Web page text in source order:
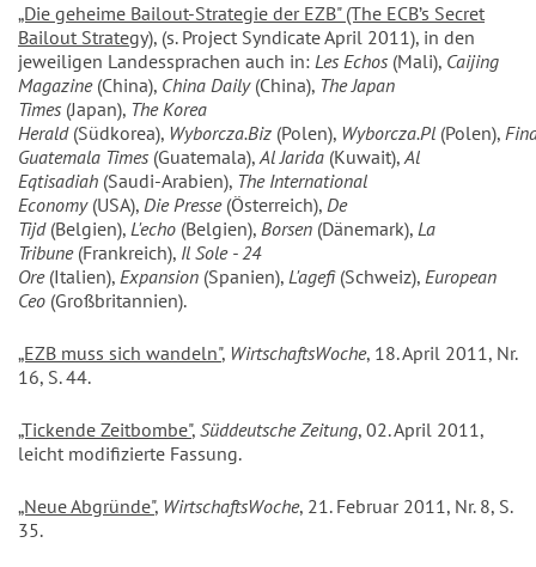
„Die geheime Bailout-Strategie der EZB" (The ECB’s Secret
Bailout Strategy), (s. Project Syndicate April 2011), in den
jeweiligen Landessprachen auch in: Les Echos (Mali), Caijing
Magazine(China), China Daily(China), The Japan
Times (Japan), The Korea
Herald(Südkorea), Wyborcza.Biz (Polen), Wyborcza.Pl (Polen),
Guatemala Times (Guatemala),Al Jarida (Kuwait),Al
Eqtisadiah (Saudi-Arabien), The International
Economy(USA), Die Presse(Österreich), De
Tijd(Belgien), L'echo (Belgien), Borsen (Dänemark), La
Tribune(Frankreich), Il Sole - 24
Ore(Italien), Expansion (Spanien), L'agefi(Schweiz), European
Ceo (Großbritannien).
„EZB muss sich wandeln", WirtschaftsWoche, 18. April 2011, Nr.
16, S. 44.
„Tickende Zeitbombe", Süddeutsche Zeitung, 02. April 2011,
leicht modifizierte Fassung.
„Neue Abgründe", WirtschaftsWoche, 21. Februar 2011, Nr. 8, S.
35.